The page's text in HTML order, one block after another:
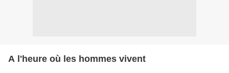
A l'heure où les hommes vivent